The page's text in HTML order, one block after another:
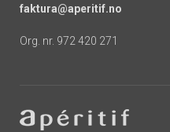
faktura@aperitif.no
Org. nr. 972 420 271